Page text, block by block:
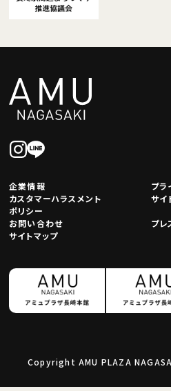
企業情報
プラ
カスタマーハラスメント
ポリシー
サイ
お問い合わせ
プレ
サイトマップ
Copyright AMU PLAZA